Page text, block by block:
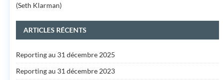
(Seth Klarman)
ARTICLES RÉCENTS
Reporting au 31 décembre 2025
Reporting au 31 décembre 2023